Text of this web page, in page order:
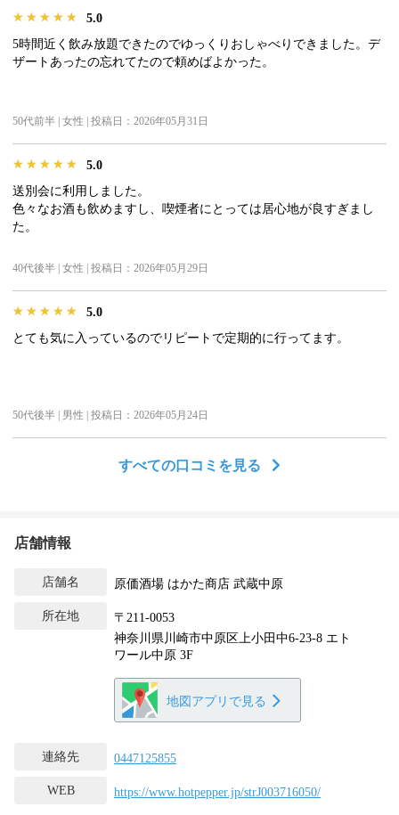
★★★★★
★★★★★
★★★★★
5.0
5時間近く飲み放題できたのでゆっくりおしゃべりできました。デ
ザートあったの忘れてたので頼めばよかった。
50代前半 | 女性 | 投稿日：2026年05月31日
★★★★★
★★★★★
★★★★★
5.0
送別会に利用しました。
色々なお酒も飲めますし、喫煙者にとっては居心地が良すぎまし
た。
40代後半 | 女性 | 投稿日：2026年05月29日
★★★★★
★★★★★
★★★★★
5.0
とても気に入っているのでリピートで定期的に行ってます。
50代後半 | 男性 | 投稿日：2026年05月24日
すべての口コミを見る
店舗情報
店舗名 原価酒場 はかた商店 武蔵中原
所在地
〒211-0053
神奈川県川崎市中原区上小田中6-23-8 エト
ワール中原 3F
地図アプリで見る
連絡先 0447125855
WEB https://www.hotpepper.jp/strJ003716050/